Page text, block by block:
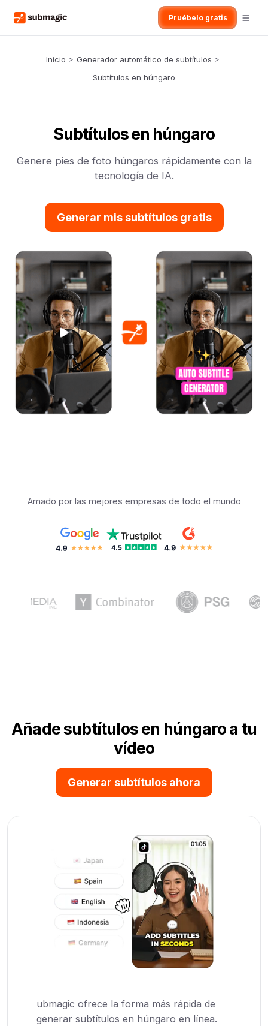
Pruébelo gratis
Inicio > Generador automático de subtítulos >
Subtítulos en húngaro
Subtítulos en húngaro
Genere pies de foto húngaros rápidamente con la
tecnología de IA.
Generar mis subtítulos gratis
Amado por las mejores empresas de todo el mundo
Añade subtítulos en húngaro a tu
vídeo
Generar subtítulos ahora
ubmagic ofrece la forma más rápida de
generar subtítulos en húngaro en línea.